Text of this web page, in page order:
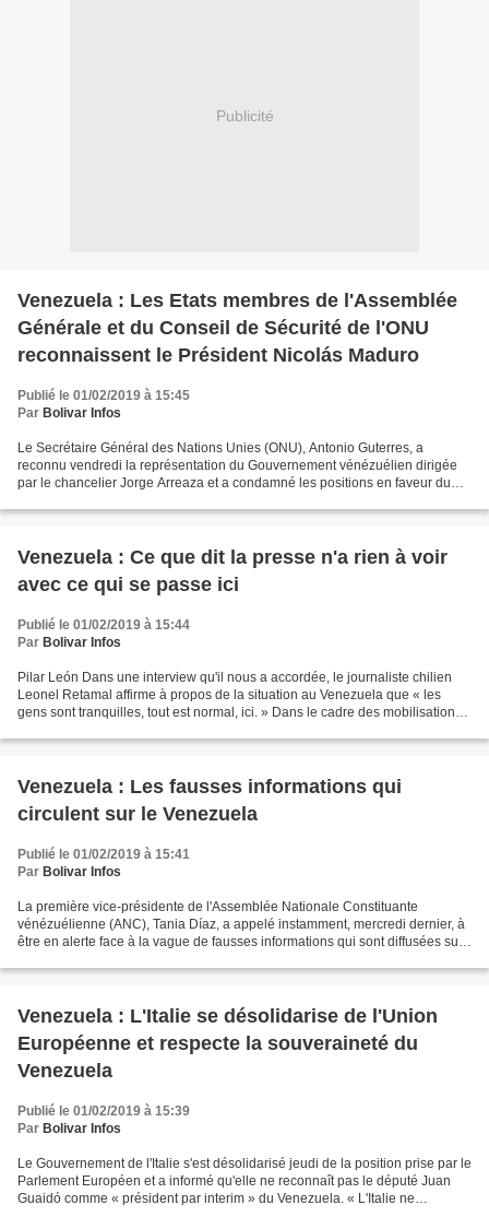
Publicité
Venezuela : Les Etats membres de l'Assemblée
Générale et du Conseil de Sécurité de l'ONU
reconnaissent le Président Nicolás Maduro
Publié le 01/02/2019 à 15:45
Par Bolivar Infos
Le Secrétaire Général des Nations Unies (ONU), Antonio Guterres, a
reconnu vendredi la représentation du Gouvernement vénézuélien dirigée
par le chancelier Jorge Arreaza et a condamné les positions en faveur du
Venezuela : Ce que dit la presse n'a rien à voir
avec ce qui se passe ici
Publié le 01/02/2019 à 15:44
Par Bolivar Infos
Pilar León Dans une interview qu'il nous a accordée, le journaliste chilien
Leonel Retamal affirme à propos de la situation au Venezuela que « les
gens sont tranquilles, tout est normal, ici. » Dans le cadre des mobilisations
Venezuela : Les fausses informations qui
circulent sur le Venezuela
Publié le 01/02/2019 à 15:41
Par Bolivar Infos
La première vice-présidente de l'Assemblée Nationale Constituante
vénézuélienne (ANC), Tania Díaz, a appelé instamment, mercredi dernier, à
être en alerte face à la vague de fausses informations qui sont diffusées sur
Venezuela : L'Italie se désolidarise de l'Union
Européenne et respecte la souveraineté du
Venezuela
Publié le 01/02/2019 à 15:39
Par Bolivar Infos
Le Gouvernement de l'Italie s'est désolidarisé jeudi de la position prise par le
Parlement Européen et a informé qu'elle ne reconnaît pas le député Juan
Guaidó comme « président par interim » du Venezuela. « L'Italie ne